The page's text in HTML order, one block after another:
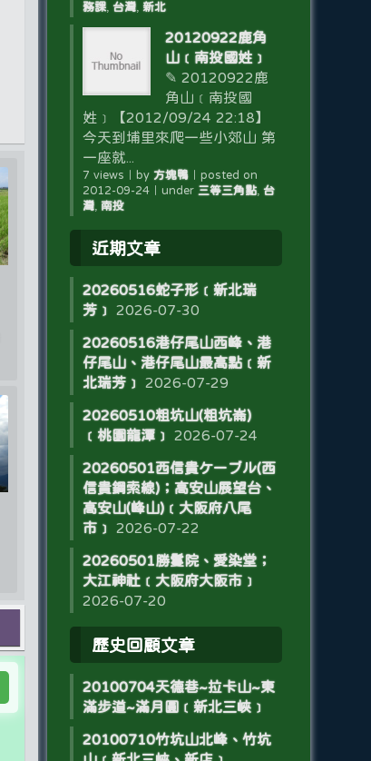
務課, 台灣, 新北
20120922鹿角
山﹝南投國姓﹞
✎ 20120922鹿
角山﹝南投國
姓﹞【2012/09/24 22:18】
今天到埔里來爬一些小郊山 第
一座就...
7 views by 方塊鴨｜ posted on
2012-09-24｜ under 三等三角點, 台
灣, 南投
近期文章
20260516蛇子形﹝新北瑞
芳﹞
2026-07-30
20260516港仔尾山西峰、港
仔尾山、港仔尾山最高點﹝新
北瑞芳﹞
2026-07-29
20260510粗坑山(粗坑崙)
﹝桃園龍潭﹞
2026-07-24
20260501西信貴ケーブル(西
信貴鋼索線)；高安山展望台、
高安山(峰山)﹝大阪府八尾
市﹞
2026-07-22
20260501勝鬘院、愛染堂；
大江神社﹝大阪府大阪市﹞
2026-07-20
歷史回顧文章
20100704天德巷~拉卡山~東
滿步道~滿月圓﹝新北三峽﹞
20100710竹坑山北峰、竹坑